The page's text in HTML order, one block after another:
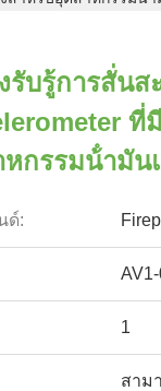
รับรู้การสั่นส
ที่
หกรรมน้ํามัน
ด์:
1
สาม